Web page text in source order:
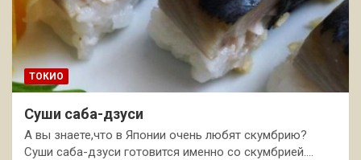
ТОКИО
Суши саба-дзуси
А вы знаете,что в Японии очень любят скумбрию?
Суши саба-дзуси готовится именно со скумбрией.…